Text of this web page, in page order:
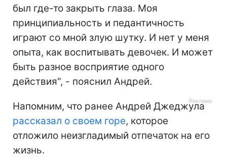
был где-то закрыть глаза. Моя
принципиальность и педантичность
играют со мной злую шутку. И нет у меня
опыта, как воспитывать девочек. И может
быть разное восприятие одного
действия", - пояснил Андрей.
Напомним, что ранее Андрей Джеджула
рассказал о своем горе, которое
отложило неизгладимый отпечаток на его
жизнь.